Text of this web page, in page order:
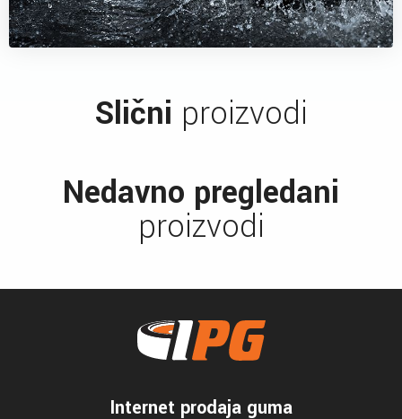
Slični proizvodi
Nedavno pregledani
proizvodi
Internet prodaja guma